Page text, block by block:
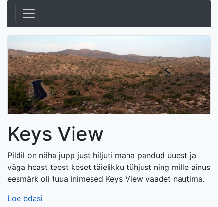
Keys View
Pildil on näha jupp just hiljuti maha pandud uuest ja
väga heast teest keset täielikku tühjust ning mille ainus
eesmärk oli tuua inimesed Keys View vaadet nautima.
Loe edasi